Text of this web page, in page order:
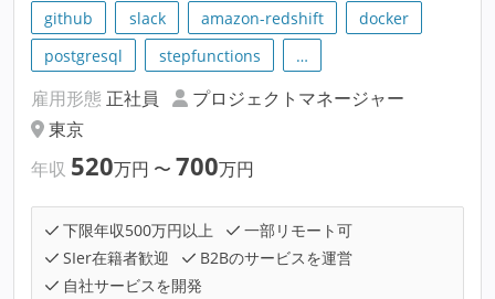
github slack amazon-redshift
docker
postgresql
stepfunctions …
雇用形態 正社員
プロジェクトマネージャー
東京
年収 520万円 〜 700万円
下限年収500万円以上
一部リモート可
SIer在籍者歓迎
B2Bのサービスを運営
自社サービスを開発